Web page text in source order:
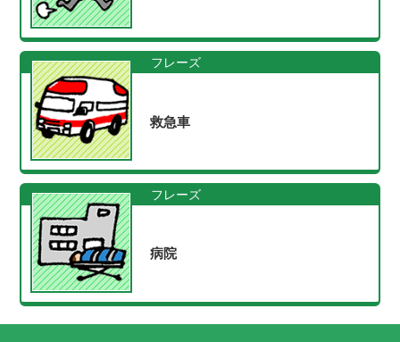
フレーズ
救急車
フレーズ
病院